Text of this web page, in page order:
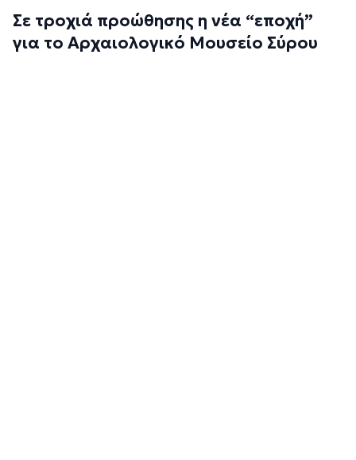
Σε τροχιά προώθησης η νέα “εποχή”
για το Αρχαιολογικό Μουσείο Σύρου